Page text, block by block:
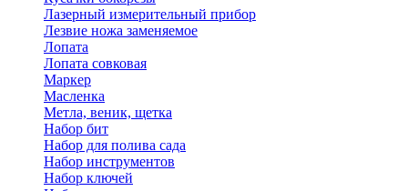
Лазерный измерительный прибор
Лезвие ножа заменяемое
Лопата
Лопата совковая
Маркер
Масленка
Метла, веник, щетка
Набор бит
Набор для полива сада
Набор инструментов
Набор ключей